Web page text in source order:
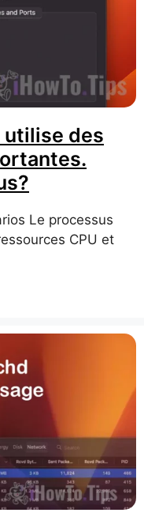
utilise des
Le processus
CPU et